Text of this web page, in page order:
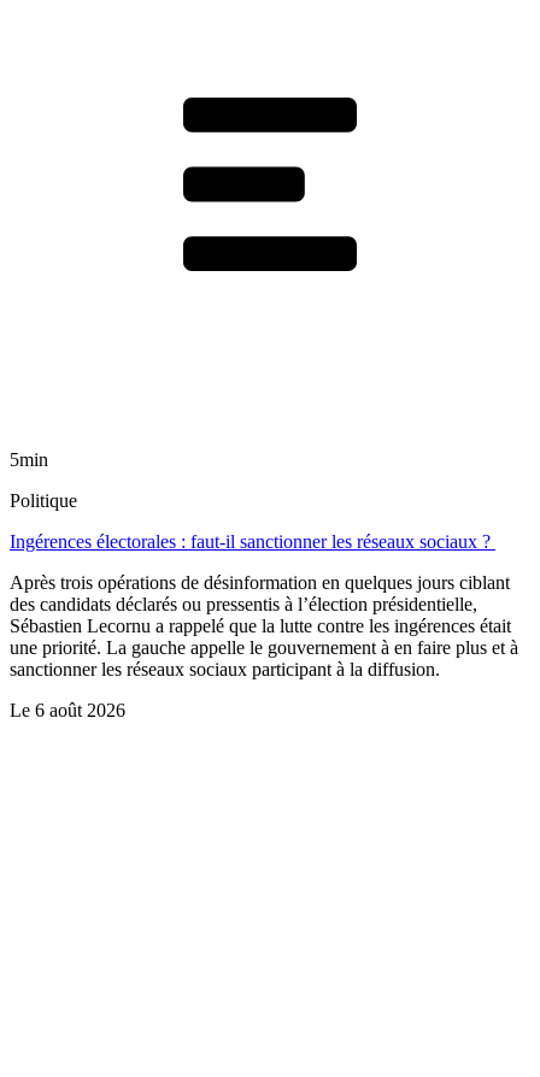
5min
Politique
Ingérences électorales : faut-il sanctionner les réseaux sociaux ?
Après trois opérations de désinformation en quelques jours ciblant
des candidats déclarés ou pressentis à l’élection présidentielle,
Sébastien Lecornu a rappelé que la lutte contre les ingérences était
une priorité. La gauche appelle le gouvernement à en faire plus et à
sanctionner les réseaux sociaux participant à la diffusion.
Le 6 août 2026